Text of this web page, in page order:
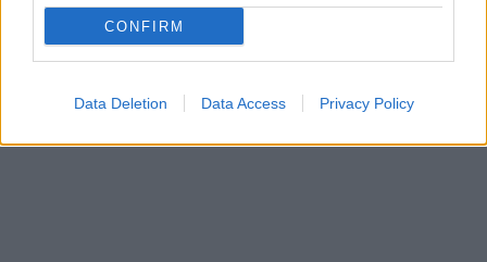
CONFIRM
Data Deletion Data Access Privacy Policy